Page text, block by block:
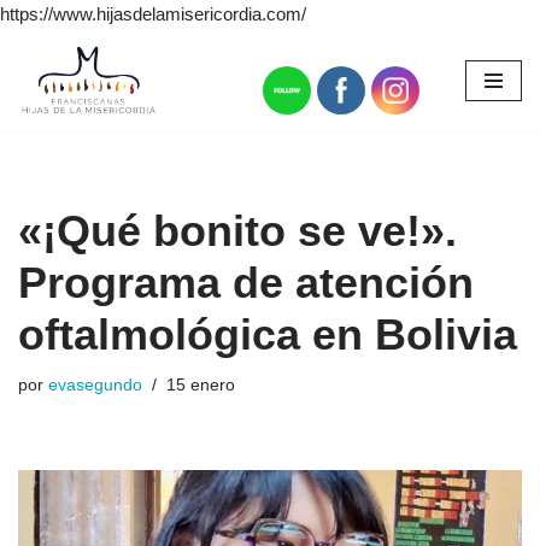
https://www.hijasdelamisericordia.com/
Saltar
«¡Qué bonito se ve!».
Programa de atención
oftalmológica en Bolivia
por evasegundo 15 enero